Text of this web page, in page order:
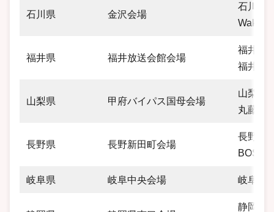
石川県 金沢会場
石川県
Wakita
福井県 福井放送会館会場
福井県
福井放
山梨県 甲府バイパス国母会場
山梨県
丸藤ビ
長野県 長野新田町会場
長野県
岐阜県 岐阜中央会場 岐阜県
静岡県